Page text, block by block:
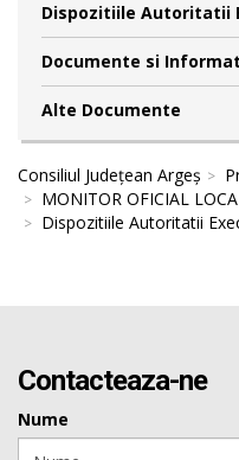
Dispozitiile Autoritatii
Documente si
Alte Documente
Consiliul Județean Argeș
MONITOR OFICIAL
Dispozitiile Autoritatii
Contacteaza-ne
Nume